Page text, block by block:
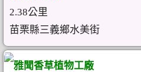
2.38公里
苗栗縣三義鄉水美街
雅聞香草植物工廠